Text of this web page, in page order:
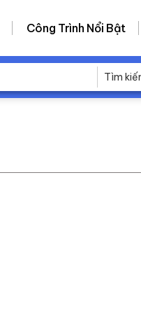
Công Trình Nổi Bật